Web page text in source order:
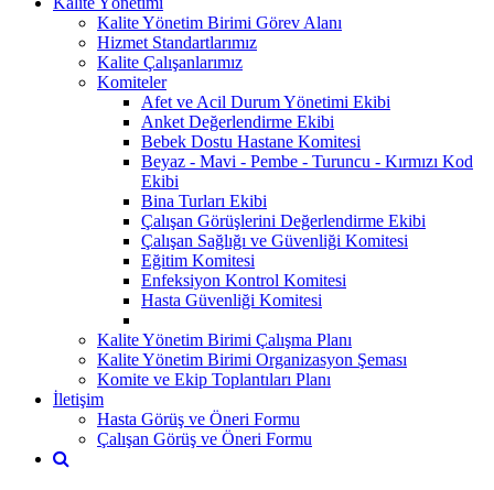
Kalite Yönetim Birimi Görev Alanı
Hizmet Standartlarımız
Kalite Çalışanlarımız
Komiteler
Afet ve Acil Durum Yönetimi Ekibi
Anket Değerlendirme Ekibi
Bebek Dostu Hastane Komitesi
Beyaz - Mavi - Pembe - Turuncu - Kırmızı Kod
Ekibi
Bina Turları Ekibi
Çalışan Görüşlerini Değerlendirme Ekibi
Çalışan Sağlığı ve Güvenliği Komitesi
Eğitim Komitesi
Enfeksiyon Kontrol Komitesi
Hasta Güvenliği Komitesi
Kalite Yönetim Birimi Çalışma Planı
Kalite Yönetim Birimi Organizasyon Şeması
Komite ve Ekip Toplantıları Planı
İletişim
Hasta Görüş ve Öneri Formu
Çalışan Görüş ve Öneri Formu